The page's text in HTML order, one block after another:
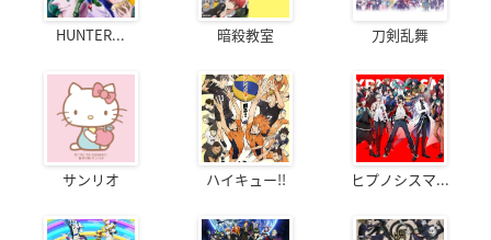
HUNTER... 暗殺教室 刀剣乱舞
サンリオ ハイキュー!! ヒプノシスマ...